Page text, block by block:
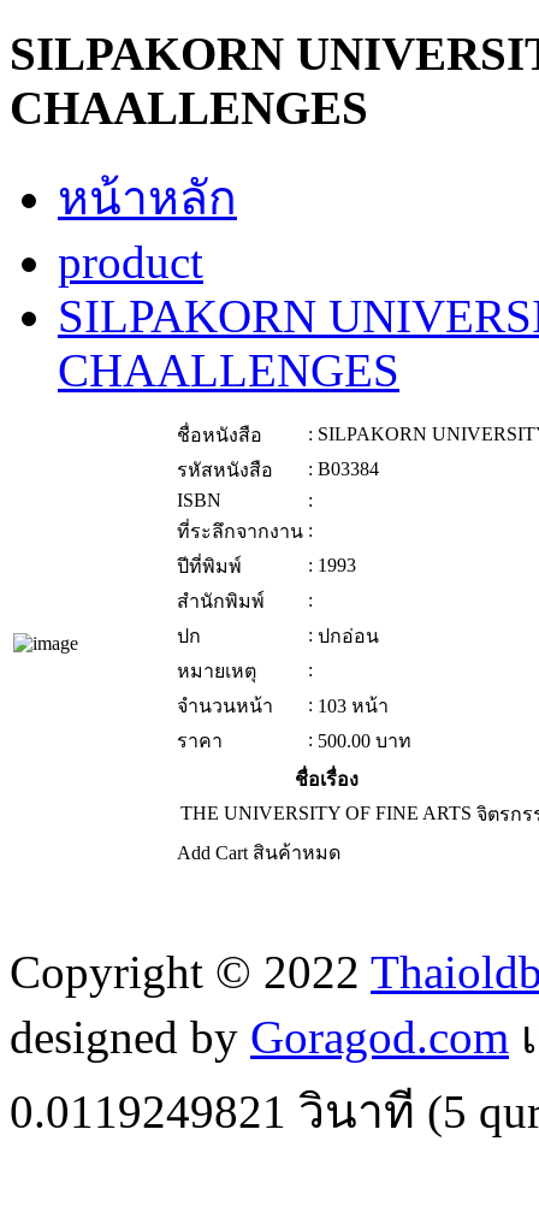
SILPAKORN
CHAALLENGES
หน้าหลัก
product
SILPAKORN
CHAALLENGES
ชื่อหนังสือ : SILPAKORN
รหัสหนังสือ
: B03384
ISBN
:
ที่ระลึกจากงาน :
ปีที่พิมพ์
: 1993
สำนักพิมพ์
:
ปก
: ปกอ่อน
หมายเหตุ
:
จำนวนหน้า
: 103 หน้า
ราคา
: 500.00 บาท
ชื่อเรื่อง
THE UNIVERSITY OF FINE ARTS จิตรกร
Add Cart สินค้าหมด
Copyright © 2022
designed by Goragod.com
0.0119249821 วินาที (5